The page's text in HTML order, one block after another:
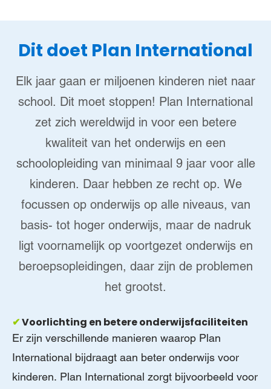
Dit doet Plan International
Elk jaar gaan er miljoenen kinderen niet naar
school. Dit moet stoppen! Plan International
zet zich wereldwijd in voor een betere
kwaliteit van het onderwijs en een
schoolopleiding van minimaal 9 jaar voor alle
kinderen. Daar hebben ze recht op. We
focussen op onderwijs op alle niveaus, van
basis- tot hoger onderwijs, maar de nadruk
ligt voornamelijk op voortgezet onderwijs en
beroepsopleidingen, daar zijn de problemen
het grootst.
✔Voorlichting en betere onderwijsfaciliteiten
Er zijn verschillende manieren waarop Plan
International bijdraagt aan beter onderwijs voor
kinderen. Plan International zorgt bijvoorbeeld voor